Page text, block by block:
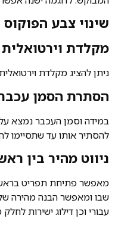
שינוי צבע
מקלדת
ניתן להציג מקלדת
הסתרת הסמן
במידה וסמן העכבר נמצא
להסתיר אותו עד שתסיימו
ניווט מהיר בין
מאפשר פתיחת תפריט
שבו ומאפשר הבנה מהירה
עבורי וכן דילוג ישירות